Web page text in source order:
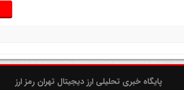
پایگاه خبری تحلیلی ارز دیجیتال تهران رمز ارز